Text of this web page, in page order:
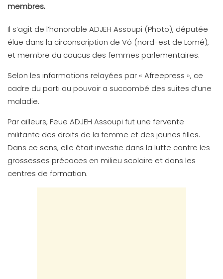
membres.
Il s’agit de l’honorable ADJEH Assoupi (Photo), députée
élue dans la circonscription de Vô (nord-est de Lomé),
et membre du caucus des femmes parlementaires.
Selon les informations relayées par « Afreepress », ce
cadre du parti au pouvoir a succombé des suites d’une
maladie.
Par ailleurs, Feue ADJEH Assoupi fut une fervente
militante des droits de la femme et des jeunes filles.
Dans ce sens, elle était investie dans la lutte contre les
grossesses précoces en milieu scolaire et dans les
centres de formation.